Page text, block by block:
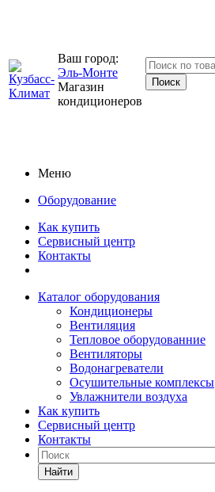
Ваш город:
Эль-Монте
Магазин
кондиционеров
Меню
Оборудование
Как купить
Сервисный центр
Контакты
Каталог оборудования
Кондиционеры
Вентиляция
Тепловое оборудованние
Вентиляторы
Водонагреватели
Осушительные комплексы
Увлажнители воздуха
Как купить
Сервисный центр
Контакты
Найти